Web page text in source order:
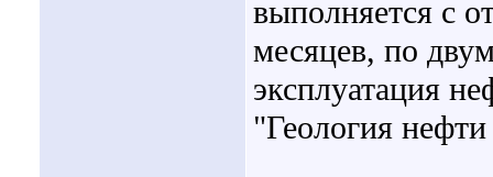
выполняется с
месяцев, по
эксплуатация
"Геология нефти